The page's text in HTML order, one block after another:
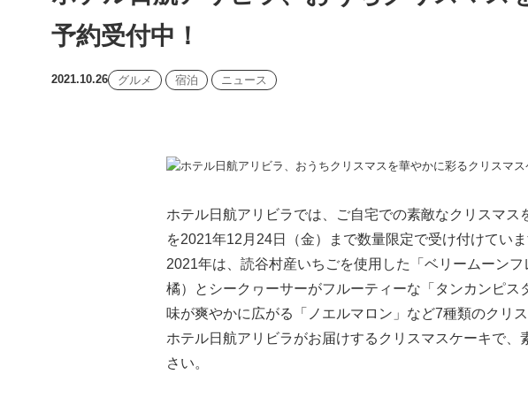
予約受付中！
2021.10.26 グルメ 宿泊 ニュース
ホテル日航アリビラでは、ご自宅での素敵なクリスマ
を2021年12月24日（金）まで数量限定で受け付けていま
2021年は、読谷村産いちごを使用した「ベリームーン
橘）とシークヮーサーがフルーティーな「タンカンピ
味が爽やかに広がる「ノエルマロン」など7種類のクリ
ホテル日航アリビラがお届けするクリスマスケーキで
さい。